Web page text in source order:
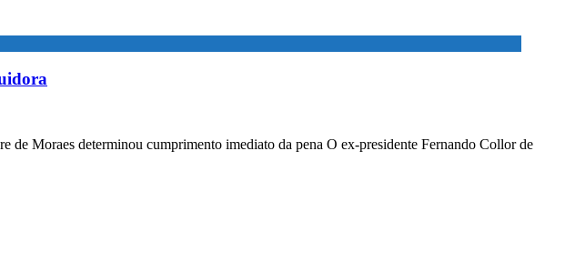
de Moraes determinou cumprimento imediato da pena O ex-presidente Fernando Collor de